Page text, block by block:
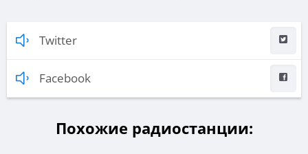
Twitter
Facebook
Похожие радиостанции: